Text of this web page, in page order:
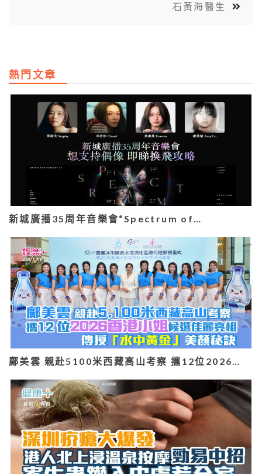
石黃海醫生
熱門文章
新城廣播35周年音樂會“Spectrum of…
鄺美雲 親赴5100米西藏高山考察 攜12位2026…